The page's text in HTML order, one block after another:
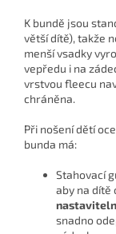
K bundě jsou
větší dítě), takže
menší vsadky
vepředu i na
vrstvou fleecu
chráněna.
Při nošení dětí
bunda má:
Stahovací
aby na dítě
snadno